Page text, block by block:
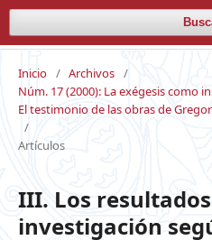
Inicio / Archivos /
Núm. 17 (2000): La exégesis como
El testimonio de las obras de
/
Artículos
III. Los
investigación